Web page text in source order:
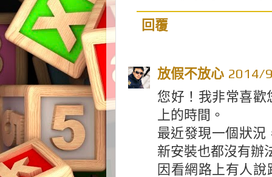
回覆
放假不放心 2014/
您好！我非常喜
上的時間。
最近發現一個狀況
新安裝也都沒有辦
因看網路上有人